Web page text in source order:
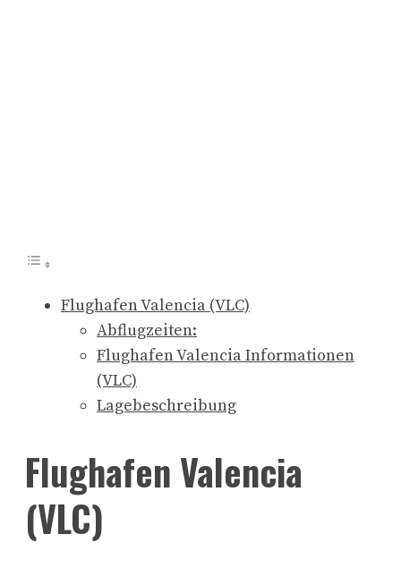
Flughafen Valencia (VLC)
Abflugzeiten:
Flughafen Valencia Informationen
(VLC)
Lagebeschreibung
Flughafen Valencia
(VLC)